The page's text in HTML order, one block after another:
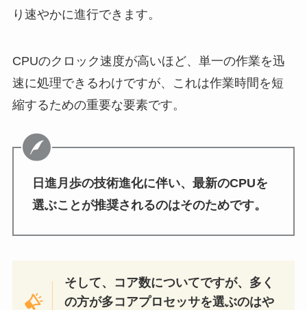
り速やかに進行できます。
CPUのクロック速度が高いほど、単一の作業を迅
速に処理できるわけですが、これは作業時間を短
縮するための重要な要素です。
日進月歩の技術進化に伴い、最新のCPUを
選ぶことが推奨されるのはそのためです。
そして、コア数についてですが、多く
の方が多コアプロセッサを選ぶのはや